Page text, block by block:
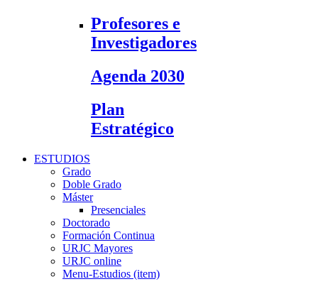
Profesores e
Investigadores
Agenda 2030
Plan
Estratégico
ESTUDIOS
Grado
Doble Grado
Máster
Presenciales
Doctorado
Formación Continua
URJC Mayores
URJC online
Menu-Estudios (item)